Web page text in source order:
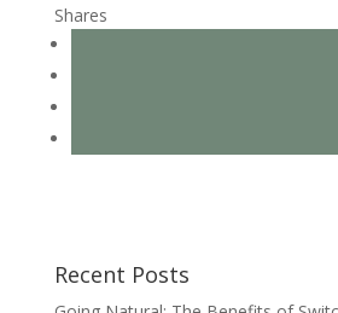
Shares
Recent Posts